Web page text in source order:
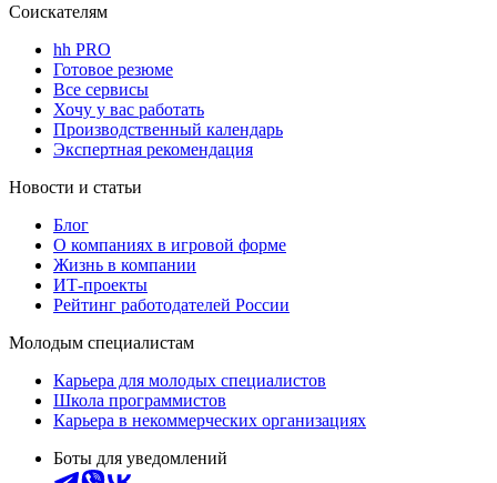
Соискателям
hh PRO
Готовое резюме
Все сервисы
Хочу у вас работать
Производственный календарь
Экспертная рекомендация
Новости и статьи
Блог
О компаниях в игровой форме
Жизнь в компании
ИТ-проекты
Рейтинг работодателей России
Молодым специалистам
Карьера для молодых специалистов
Школа программистов
Карьера в некоммерческих организациях
Боты для уведомлений